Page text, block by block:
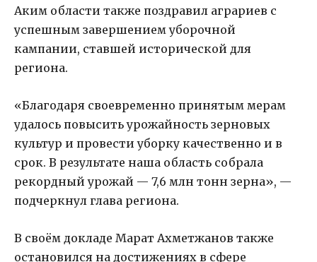
Аким области также поздравил аграриев с
успешным завершением уборочной
кампании, ставшей исторической для
региона.
«Благодаря своевременно принятым мерам
удалось повысить урожайность зерновых
культур и провести уборку качественно и в
срок. В результате наша область собрала
рекордный урожай — 7,6 млн тонн зерна», —
подчеркнул глава региона.
В своём докладе Марат Ахметжанов также
остановился на достижениях в сфере